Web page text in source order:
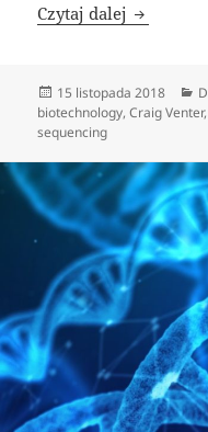
Czytaj dalej Craig
Data
publikacji
15 listopada 2018
biotechnology,Craig Venter
sequencing